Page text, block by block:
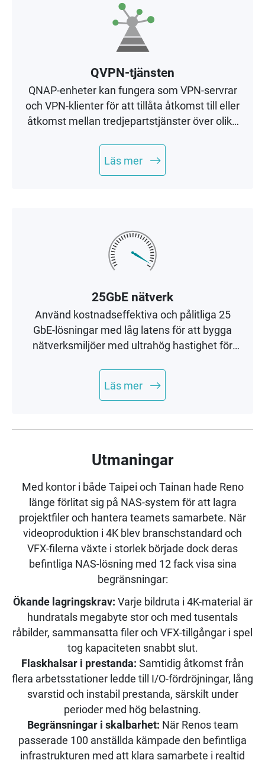
QVPN-tjänsten
QNAP-enheter kan fungera som VPN-servrar
och VPN-klienter för att tillåta åtkomst till eller
åtkomst mellan tredjepartstjänster över olika
Läs mer
25GbE nätverk
Använd kostnadseffektiva och pålitliga 25
GbE-lösningar med låg latens för att bygga
nätverksmiljöer med ultrahög hastighet för
Läs mer
Utmaningar
Med kontor i både Taipei och Tainan hade Reno
länge förlitat sig på NAS-system för att lagra
projektfiler och hantera teamets samarbete. När
videoproduktion i 4K blev branschstandard och
VFX-filerna växte i storlek började dock deras
befintliga NAS-lösning med 12 fack visa sina
begränsningar:
Ökande lagringskrav: Varje bildruta i 4K-material är
hundratals megabyte stor och med tusentals
råbilder, sammansatta filer och VFX-tillgångar i spel
tog kapaciteten snabbt slut.
Flaskhalsar i prestanda: Samtidig åtkomst från
flera arbetsstationer ledde till I/O-fördröjningar, lång
svarstid och instabil prestanda, särskilt under
perioder med hög belastning.
Begränsningar i skalbarhet: När Renos team
passerade 100 anställda kämpade den befintliga
infrastrukturen med att klara samarbete i realtid